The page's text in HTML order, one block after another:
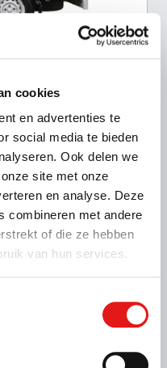
cookies
en advertenties te
social media te bieden
Ook delen we
site met onze
en analyse. Deze
combineren met andere
of die ze hebben
van hun services.
uur (op zaterdag geldt